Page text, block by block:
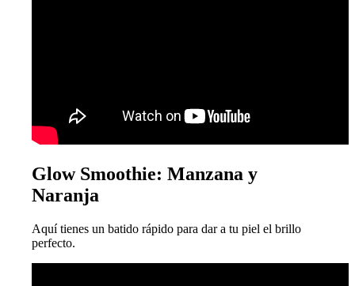
Glow Smoothie: Manzana y
Naranja
Aquí tienes un batido rápido para dar a tu piel el brillo
perfecto.